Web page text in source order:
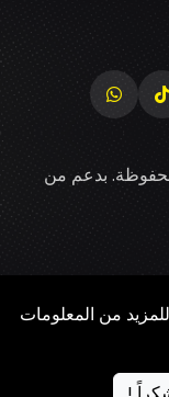
بدعم من
من المعلومات